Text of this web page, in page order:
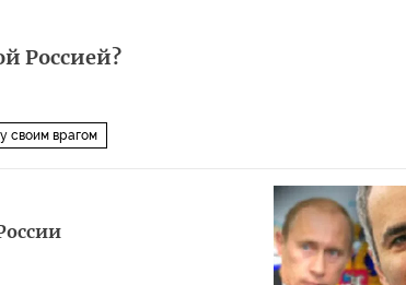
Россией?
своим врагом